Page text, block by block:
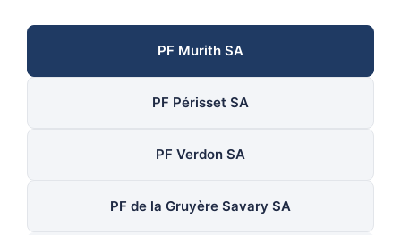
PF Murith SA
PF Périsset SA
PF Verdon SA
PF de la Gruyère Savary SA